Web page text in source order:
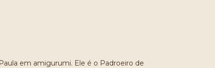
em amigurumi. Ele é o Padroeiro de